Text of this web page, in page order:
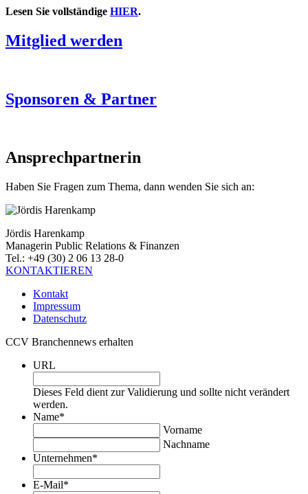
Lesen Sie vollständige HIER.
Mitglied werden
Sponsoren & Partner
Ansprechpartnerin
Haben Sie Fragen zum Thema, dann wenden Sie sich an:
Jördis Harenkamp
Managerin Public Relations & Finanzen
Tel.: +49 (30) 2 06 13 28-0
KONTAKTIEREN
Kontakt
Impressum
Datenschutz
CCV Branchennews erhalten
URL
Dieses Feld dient zur Validierung und sollte nicht verändert
werden.
Name*
Vorname
Nachname
Unternehmen*
E-Mail*